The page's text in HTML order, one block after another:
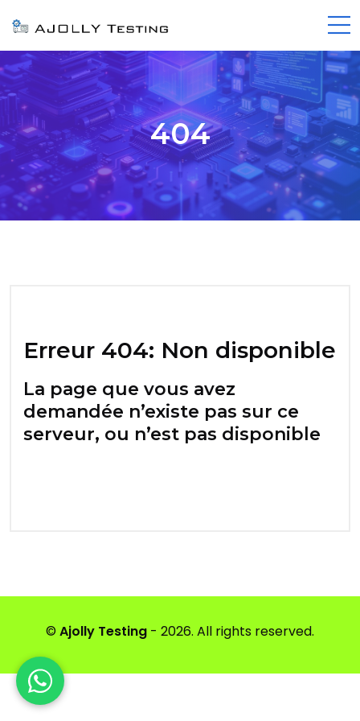
404
Erreur 404: Non disponible
La page que vous avez
demandée n’existe pas sur ce
serveur, ou n’est pas disponible
© Ajolly Testing - 2026. All rights reserved.